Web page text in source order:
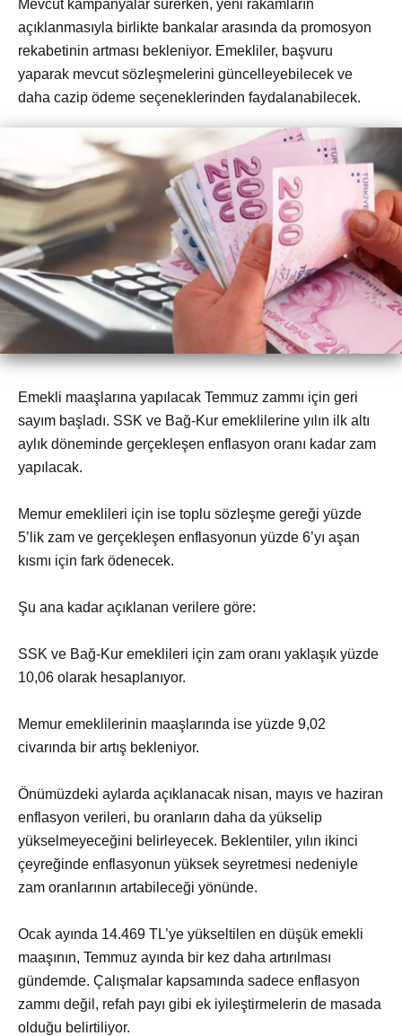
Mevcut kampanyalar sürerken, yeni rakamların
açıklanmasıyla birlikte bankalar arasında da promosyon
rekabetinin artması bekleniyor. Emekliler, başvuru
yaparak mevcut sözleşmelerini güncelleyebilecek ve
daha cazip ödeme seçeneklerinden faydalanabilecek.
Emekli maaşlarına yapılacak Temmuz zammı için geri
sayım başladı. SSK ve Bağ-Kur emeklilerine yılın ilk altı
aylık döneminde gerçekleşen enflasyon oranı kadar zam
yapılacak.
Memur emeklileri için ise toplu sözleşme gereği yüzde
5’lik zam ve gerçekleşen enflasyonun yüzde 6’yı aşan
kısmı için fark ödenecek.
Şu ana kadar açıklanan verilere göre:
SSK ve Bağ-Kur emeklileri için zam oranı yaklaşık yüzde
10,06 olarak hesaplanıyor.
Memur emeklilerinin maaşlarında ise yüzde 9,02
civarında bir artış bekleniyor.
Önümüzdeki aylarda açıklanacak nisan, mayıs ve haziran
enflasyon verileri, bu oranların daha da yükselip
yükselmeyeceğini belirleyecek. Beklentiler, yılın ikinci
çeyreğinde enflasyonun yüksek seyretmesi nedeniyle
zam oranlarının artabileceği yönünde.
Ocak ayında 14.469 TL’ye yükseltilen en düşük emekli
maaşının, Temmuz ayında bir kez daha artırılması
gündemde. Çalışmalar kapsamında sadece enflasyon
zammı değil, refah payı gibi ek iyileştirmelerin de masada
olduğu belirtiliyor.